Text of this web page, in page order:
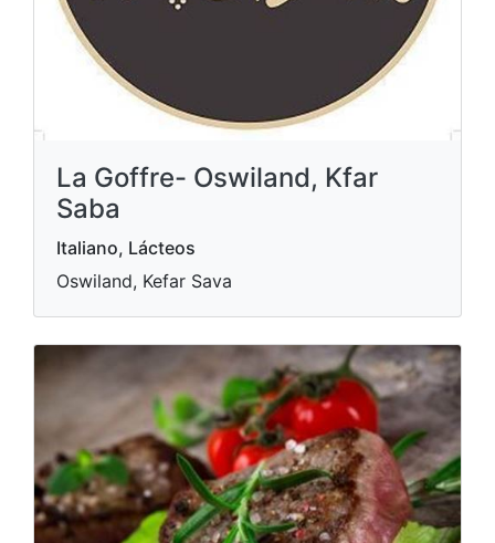
La Goffre- Oswiland, Kfar
Saba
Italiano, Lácteos
Oswiland, Kefar Sava